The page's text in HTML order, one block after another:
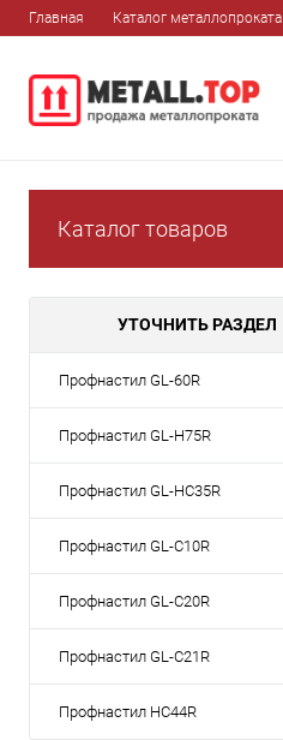
Главная Каталог металлопроката
Каталог товаров
УТОЧНИТЬ РАЗДЕЛ
Профнастил GL-60R
Профнастил GL-H75R
Профнастил GL-HC35R
Профнастил GL-С10R
Профнастил GL-С20R
Профнастил GL-С21R
Профнастил НС44R